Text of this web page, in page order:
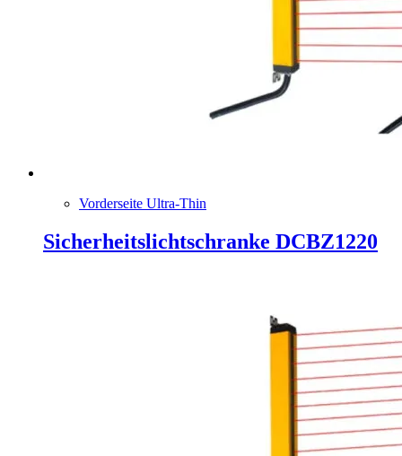
Vorderseite Ultra-Thin
Sicherheitslichtschranke DCBZ1220